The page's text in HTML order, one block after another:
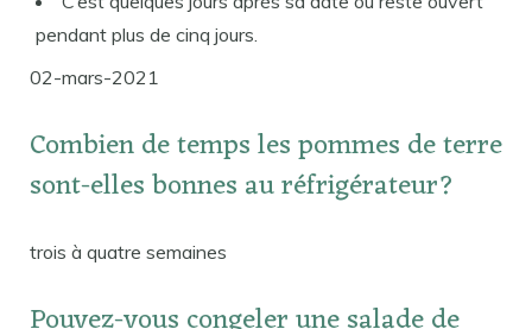
pendant plus de cinq jours.
02-mars-2021
Combien de temps les pommes de terre
sont-elles bonnes au réfrigérateur?
trois à quatre semaines